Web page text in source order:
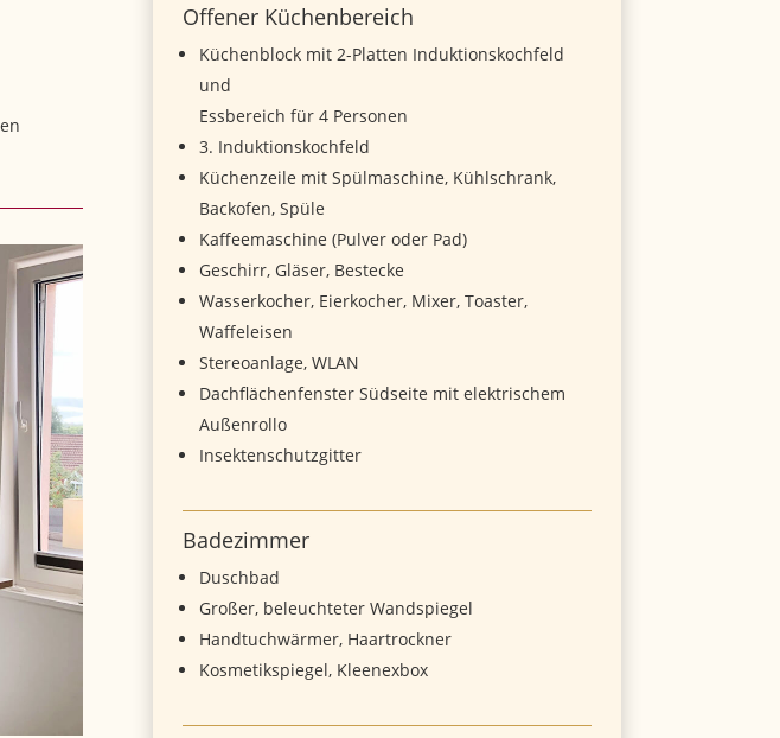
Offener Küchenbereich
Küchenblock mit 2-Platten Induktionskochfeld
und
Essbereich für 4 Personen
3. Induktionskochfeld
Küchenzeile mit Spülmaschine, Kühlschrank,
Backofen, Spüle
Kaffeemaschine (Pulver oder Pad)
Geschirr, Gläser, Bestecke
Wasserkocher, Eierkocher, Mixer, Toaster,
Waffeleisen
Stereoanlage, WLAN
Dachflächenfenster Südseite mit elektrischem
Außenrollo
Insektenschutzgitter
Badezimmer
Duschbad
Großer, beleuchteter Wandspiegel
Handtuchwärmer, Haartrockner
Kosmetikspiegel, Kleenexbox